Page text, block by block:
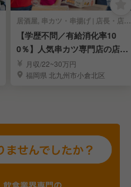
居酒屋, 串カツ・串揚げ | 店長・店長候補
【学歴不問／有給消化率10
0％】人気串カツ専門店の店長
候補を募集／北九州市
月収/22~30万円
福岡県 北九州市小倉北区